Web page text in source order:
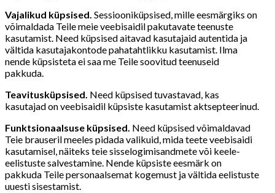
Vajalikud küpsised. Sessiooniküpsised, mille eesmärgiks on
võimaldada Teile meie veebisaidil pakutavate teenuste
kasutamist. Need küpsised aitavad kasutajaid autentida ja
vältida kasutajakontode pahatahtlikku kasutamist. Ilma
nende küpsisteta ei saa me Teile soovitud teenuseid
pakkuda.
Teavitusküpsised. Need küpsised tuvastavad, kas
kasutajad on veebisaidil küpsiste kasutamist aktsepteerinud.
Funktsionaalsuse küpsised. Need küpsised võimaldavad
Teie brauseril meeles pidada valikuid, mida teete veebisaidi
kasutamisel, näiteks teie sisselogimisandmete või keele-
eelistuste salvestamine. Nende küpsiste eesmärk on
pakkuda Teile personaalsemat kogemust ja vältida eelistuste
uuesti sisestamist.